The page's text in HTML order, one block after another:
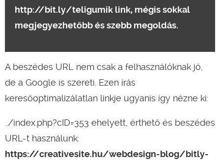
http://bit.ly/teligumik link, mégis sokkal
megjegyezhetőbb és szebb megoldás.
A beszédes URL nem csak a felhasználóknak jó,
de a Google is szereti. Ezen írás
keresőoptimalizálatlan linkje ugyanis így nézne ki:
../index.php?cID=353 ehelyett, érthető és beszédes
URL-t használunk:
https://creativesite.hu/webdesign-blog/bitly-